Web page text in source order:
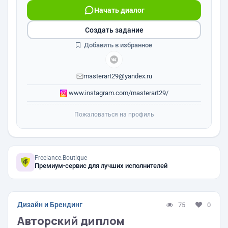
Начать диалог
masterart29@yandex.ru
www.instagram.com/masterart29/
Создать задание
Добавить в избранное
Пожаловаться на профиль
Freelance.Boutique
Премиум-сервис для лучших исполнителей
Дизайн и Брендинг 75 0
Авторский диплом